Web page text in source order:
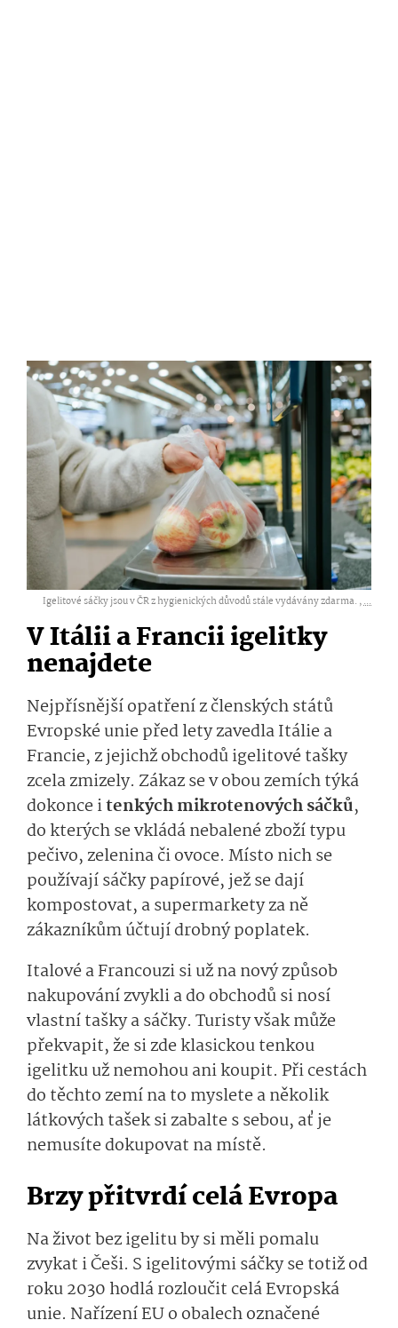
Igelitové sáčky jsou v ČR z hygienických důvodů stále vydávány zdarma. ,...
V Itálii a Francii igelitky
nenajdete
Nejpřísnější opatření z členských států
Evropské unie před lety zavedla Itálie a
Francie, z jejichž obchodů igelitové tašky
zcela zmizely. Zákaz se v obou zemích týká
dokonce itenkých mikrotenových sáčků,
do kterých se vkládá nebalené zboží typu
pečivo, zelenina či ovoce. Místo nich se
používají sáčky papírové, jež se dají
kompostovat, a supermarkety za ně
zákazníkům účtují drobný poplatek.
Italové a Francouzi si už na nový způsob
nakupování zvykli a do obchodů si nosí
vlastní tašky a sáčky. Turisty však může
překvapit, že si zde klasickou tenkou
igelitku už nemohou ani koupit. Při cestách
do těchto zemí na to myslete a několik
látkových tašek si zabalte s sebou, ať je
nemusíte dokupovat na místě.
Brzy přitvrdí celá Evropa
Na život bez igelitu by si měli pomalu
zvykat i Češi. S igelitovými sáčky se totiž od
roku 2030 hodlá rozloučit celá Evropská
unie. Nařízení EU o obalech označené